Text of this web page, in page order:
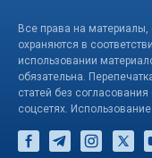
Все права на материалы,
охраняются в
использовании
обязательна.
статей без
соцсетях.